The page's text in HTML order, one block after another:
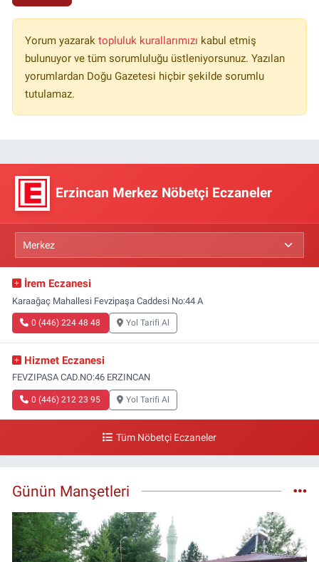
Yorum yazarak topluluk kurallarımızı kabul etmiş
bulunuyor ve tüm sorumluluğu üstleniyorsunuz. Yazılan
yorumlardan Doğu Gazetesi hiçbir şekilde sorumlu
tutulamaz.
Erzincan Merkez Nöbetçi Eczaneler
İrem Eczanesi
Karaağaç Mahallesi Fevzipaşa Caddesi No:44 A
0 (446) 224 48 48 Yol Tarifi Al
Hizmet Eczanesi
FEVZIPASA CAD.NO:46 ERZINCAN
0 (446) 212 23 95 Yol Tarifi Al
Tüm Nöbetçi Eczaneler
Günün Manşetleri